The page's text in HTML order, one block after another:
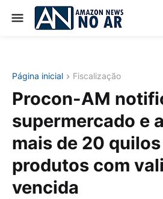
Página inicial Fiscalização
Procon-AM
supermercado e
mais de 20
produtos com
vencida